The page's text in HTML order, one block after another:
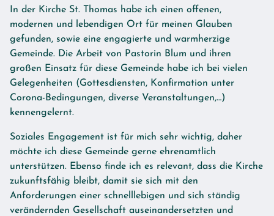
In der Kirche St. Thomas habe ich einen offenen,
modernen und lebendigen Ort für meinen Glauben
gefunden, sowie eine engagierte und warmherzige
Gemeinde. Die Arbeit von Pastorin Blum und ihren
großen Einsatz für diese Gemeinde habe ich bei vielen
Gelegenheiten (Gottesdiensten, Konfirmation unter
Corona-Bedingungen, diverse Veranstaltungen,…)
kennengelernt.
Soziales Engagement ist für mich sehr wichtig, daher
möchte ich diese Gemeinde gerne ehrenamtlich
unterstützen. Ebenso finde ich es relevant, dass die Kirche
zukunftsfähig bleibt, damit sie sich mit den
Anforderungen einer schnelllebigen und sich ständig
verändernden Gesellschaft auseinandersetzten und